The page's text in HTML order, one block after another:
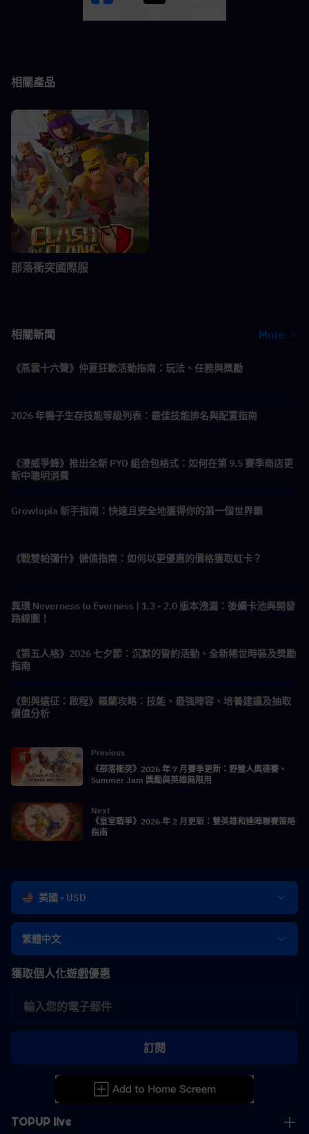
相關產品
部落衝突國際服
相關新聞 More
《燕雲十六聲》仲夏狂歡活動指南：玩法、任務與獎勵
2026 年鴨子生存技能等級列表：最佳技能排名與配置指南
《漫威爭鋒》推出全新 PYO 組合包格式：如何在第 9.5 賽季商店更
新中聰明消費
Growtopia 新手指南：快速且安全地獲得你的第一個世界鎖
《戰雙帕彌什》儲值指南：如何以更優惠的價格獲取虹卡？
異環 Neverness to Everness | 1.3 - 2.0 版本洩漏：後續卡池與開發
路線圖！
《第五人格》2026 七夕節：沉默的誓約活動、全新稀世時裝及獎勵
指南
《劍與遠征：啟程》羅蘭攻略：技能、最強陣容、培養建議及抽取
價值分析
Previous
《部落衝突》2026 年 7 月賽季更新：野蠻人奧德賽、
Summer Jam 獎勵與英雄無限用
Next
《皇室戰爭》2026 年 2 月更新：雙英雄和達陣聯賽策略
指南
美國 - USD
繁體中文
TOPUP live
獲取個人化遊戲優惠
訂閱